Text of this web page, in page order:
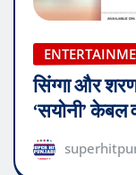
सिंग्गा और
‘सयोनी’ केबल